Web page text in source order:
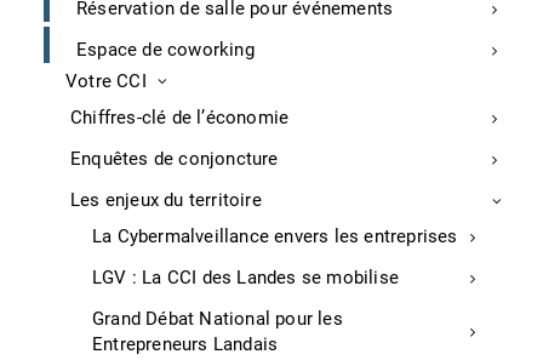
Réservation de salle pour événements
Espace de coworking
Votre CCI
Chiffres-clé de l’économie
Enquêtes de conjoncture
Les enjeux du territoire
La Cybermalveillance envers les entreprises
LGV : La CCI des Landes se mobilise
Grand Débat National pour les
Entrepreneurs Landais
Réglementation tourisme
Financement pour les commerçants
Créer, entreprendre et transmettre
Créer une micro-entreprise
Créer son entreprise
Reprendre une entreprise
Rejoindre un réseau d’entrepreneurs
Bénéficier d’un soutien lors du démarrage de mon